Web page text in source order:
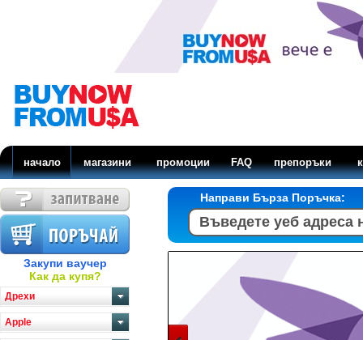
начало магазини промоции FAQ препоръки
Закупи ваучер
Как да купя?
Дрехи
Apple
Направи Бърза Поръчка: